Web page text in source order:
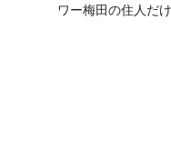
ワー梅田の住人だ